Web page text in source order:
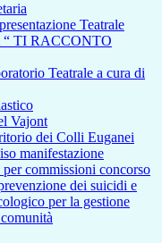
Teatrale
TI RACCONTO
Teatrale a cura di
Vajont
dei Colli Euganei
manifestazione
commissioni concorso
dei suicidi e
per la gestione